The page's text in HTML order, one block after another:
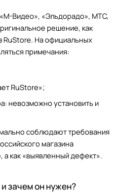
Видео», «Эльдорадо», МТС,
решение, как
RuStore. На официальных
примечания:
RuStore»;
невозможно установить и
соблюдают требования
магазина
как «выявленный дефект».
зачем он нужен?